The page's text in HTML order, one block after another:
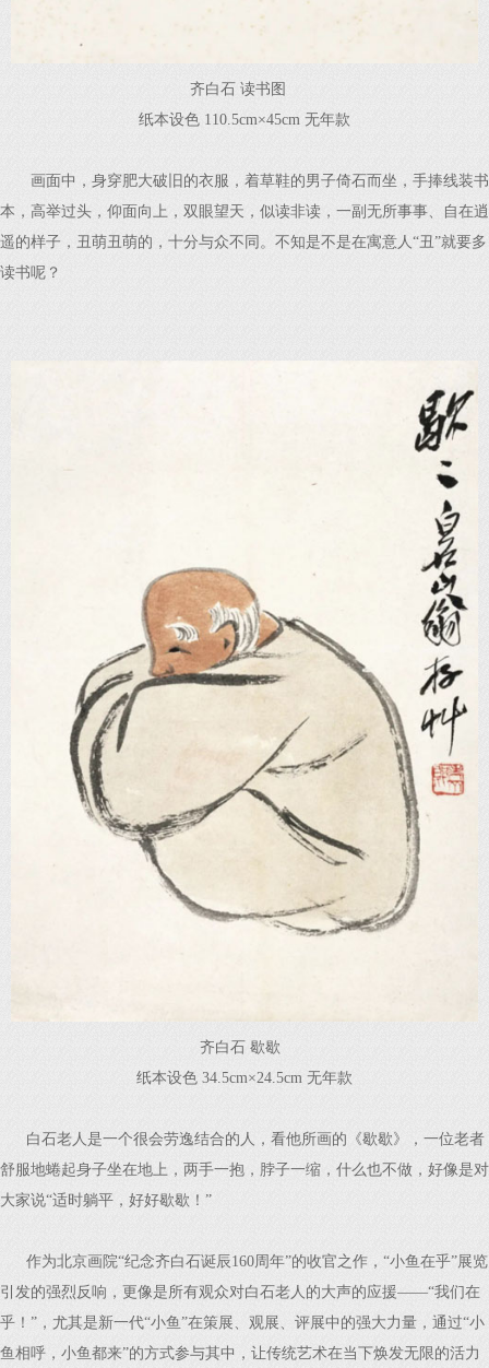
齐白石 读书图
纸本设色 110.5cm×45cm 无年款
画面中，身穿肥大破旧的衣服，着草鞋的男子倚石而坐，手捧线装书
本，高举过头，仰面向上，双眼望天，似读非读，一副无所事事、自在逍
遥的样子，丑萌丑萌的，十分与众不同。不知是不是在寓意人“丑”就要多
读书呢？
齐白石 歇歇
纸本设色 34.5cm×24.5cm 无年款
白石老人是一个很会劳逸结合的人，看他所画的《歇歇》，一位老者
舒服地蜷起身子坐在地上，两手一抱，脖子一缩，什么也不做，好像是对
大家说“适时躺平，好好歇歇！”
作为北京画院“纪念齐白石诞辰160周年”的收官之作，“小鱼在乎”展览
引发的强烈反响，更像是所有观众对白石老人的大声的应援——“我们在
乎！”，尤其是新一代“小鱼”在策展、观展、评展中的强大力量，通过“小
鱼相呼，小鱼都来”的方式参与其中，让传统艺术在当下焕发无限的活力